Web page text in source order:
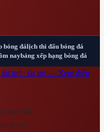
bóng đálịch thi đấu bóng đá
naybảng xếp hạng bóng đá
trợ · tài trợ — Xem điều
mặt mới
bạn